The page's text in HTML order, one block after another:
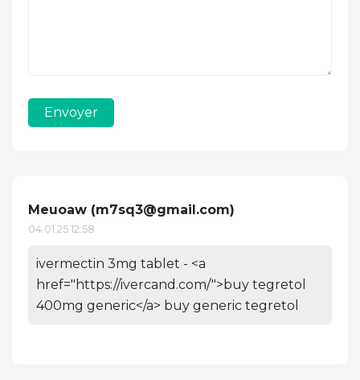
Envoyer
Meuoaw (m7sq3@gmail.com)
04.01.25 12:58
ivermectin 3mg tablet - <a
href="https://ivercand.com/">buy tegretol
400mg generic</a> buy generic tegretol